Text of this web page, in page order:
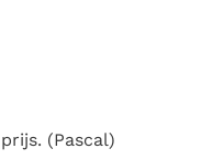
(Pascal)